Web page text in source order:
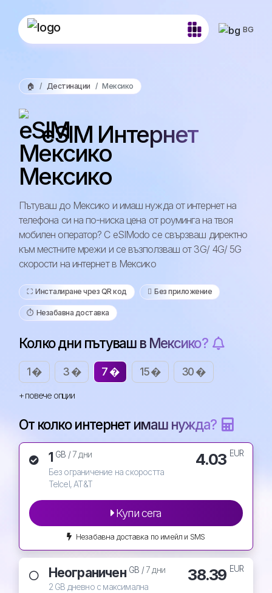
BG
🏠 Дестинации Мексико
eSIM Интернет
Мексико
Пътуваш до Мексико и имаш нужда от интернет на
телефона си на по-ниска цена от роуминга на твоя
мобилен оператор? С eSIModo се свързваш директно
към местните мрежи и се възползваш от 3G/ 4G/ 5G
скорости на интернет в Мексико
⛶️️ Инсталиране чрез QR код ️ Без приложение
⏱️️ Незабавна доставка
Колко дни пътуваш в Мексико?
1 � 3 � 7 � 15 � 30 �
+ повече опции
От колко интернет имаш нужда?
1 GB /7 дни
Без ограничение на скоростта
Telcel, AT&T
4.03 EUR
Купи сега
Незабавна доставка по имейл и SMS
Неограничен GB /7 дни
2 GB дневно с максимална
38.39 EUR